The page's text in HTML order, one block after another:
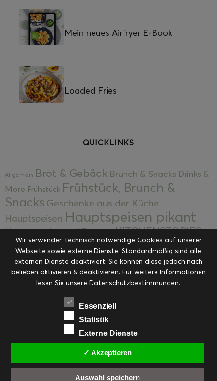
Mein neues Airfryer E-Book
Loaded Fries
QUICKLINKS
Allgemein Brot & Gebäck Brunch & Snacks Drinks &
More Frühstück Frühstück, Brunch &
Snacks Geschenke aus der Küche
Hauptspeisen Hauptspeisen pikant
Hauptspeisen süßKekseKITCHENSTORIES
Kuchen, Torten & Desserts Kuchen und
Desserts Kulinarik Kulinarische Mitbringsel &
Eingemachtes Ohne Kategorie Ostern Resteküche
RezepteSaisonalSliderStartseite
Suppen, Salate & Vorspeisen
Vorspeisen, Salate & Suppen
Weihnachten Workshops & Events
Wir verwenden technisch notwendige Cookies auf unserer
Webseite sowie externe Dienste. Standardmäßig sind alle
externen Dienste deaktiviert. Sie können diese jedoch nach
belieben aktivieren & deaktivieren. Für weitere Informationen
lesen Sie unsere Datenschutzbestimmungen.
Essenziell
Statistik
Externe Dienste
✓ Akzeptieren
Auswahl speichern